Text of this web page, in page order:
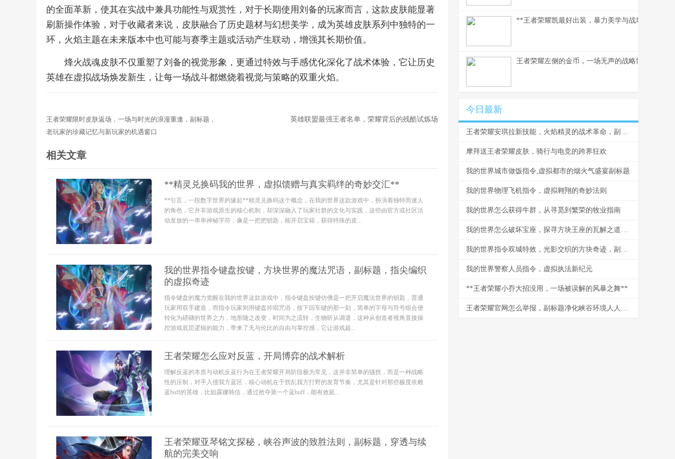
的全面革新，使其在实战中兼具功能性与观赏性，对于长期使用刘备的玩家而言，这款皮肤能显著
刷新操作体验，对于收藏者来说，皮肤融合了历史题材与幻想美学，成为英雄皮肤系列中独特的一
环，火焰主题在未来版本中也可能与赛季主题或活动产生联动，增强其长期价值。
烽火战魂皮肤不仅重塑了刘备的视觉形象，更通过特效与手感优化深化了战术体验，它让历史
英雄在虚拟战场焕发新生，让每一场战斗都燃烧着视觉与策略的双重火焰。
王者荣耀限时皮肤返场，一场与时光的浪漫重逢，副标题，
老玩家的珍藏记忆与新玩家的机遇窗口
英雄联盟最强王者名单，荣耀背后的残酷试炼场
相关文章
**精灵兑换码我的世界，虚拟馈赠与真实羁绊的奇妙交汇**
**引言，一段数字世界的缘起**精灵兑换码这个概念，在我的世界这款游戏中，扮演着独特而迷人
的角色，它并非游戏原生的核心机制，却深深融入了玩家社群的文化与实践，这些由官方或社区活
动发放的一串串神秘字符，像是一把把钥匙，能开启宝箱，获得特殊的皮...
我的世界指令键盘按键，方块世界的魔法咒语，副标题，指尖编织
的虚拟奇迹
指令键盘的魔力觉醒在我的世界这款游戏中，指令键盘按键仿佛是一把开启魔法世界的钥匙，普通
玩家用双手建造，而指令玩家则用键盘吟唱咒语，按下回车键的那一刻，简单的字母与符号组合便
转化为磅礴的世界之力，地形随之改变，时间为之流转，生物听从调遣，这种从创造者视角直接操
控游戏底层逻辑的能力，带来了无与伦比的自由与掌控感，它让游戏超...
王者荣耀怎么应对反蓝，开局博弈的战术解析
理解反蓝的本质与动机反蓝行为在王者荣耀开局阶段极为常见，这并非简单的骚扰，而是一种战略
性的压制，对手入侵我方蓝区，核心动机在于扰乱我方打野的发育节奏，尤其是针对那些极度依赖
蓝buff的英雄，比如露娜韩信，通过抢夺第一个蓝buff，能有效延...
王者荣耀亚琴铭文探秘，峡谷声波的致胜法则，副标题，穿透与续
航的完美交响
**王者荣耀凯最好出装，暴力美学与战场智慧的融
王者荣耀左侧的金币，一场无声的战略博弈
今日最新
王者荣耀安琪拉新技能，火焰精灵的战术革命，副标题，从爆发法师到战略核心的蜕变
摩拜送王者荣耀皮肤，骑行与电竞的跨界狂欢
我的世界城市做饭指令,虚拟都市的烟火气盛宴副标题
我的世界物理飞机指令，虚拟翱翔的奇妙法则
我的世界怎么获得牛群，从寻觅到繁荣的牧业指南
我的世界怎么破坏宝座，探寻方块王座的瓦解之道，副标题，方块王权崩塌的技艺与哲思
我的世界指令双城特效，光影交织的方块奇迹，副标题，指令魔法构建的视觉史诗
我的世界警察人员指令，虚拟执法新纪元
**王者荣耀小乔大招没用，一场被误解的风暴之舞**
王者荣耀官网怎么举报，副标题净化峡谷环境人人有责